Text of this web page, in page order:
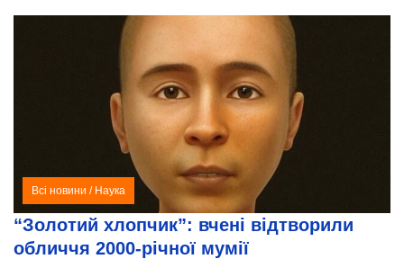
Всі новини / Наука
“Золотий хлопчик”: вчені відтворили
обличчя 2000-річної мумії